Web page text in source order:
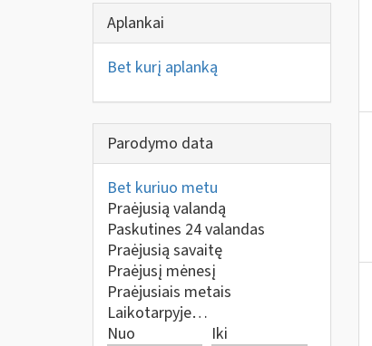
Aplankai
Bet kurį aplanką
Parodymo data
Bet kuriuo metu
Praėjusią valandą
Paskutines 24 valandas
Praėjusią savaitę
Praėjusį mėnesį
Praėjusiais metais
Laikotarpyje…
Nuo
Iki